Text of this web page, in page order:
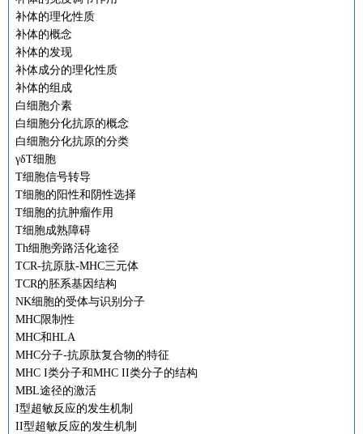
补体的理化性质
补体的概念
补体的发现
补体成分的理化性质
补体的组成
白细胞介素
白细胞分化抗原的概念
白细胞分化抗原的分类
γδT细胞
T细胞信号转导
T细胞的阳性和阴性选择
T细胞的抗肿瘤作用
T细胞成熟障碍
Th细胞旁路活化途径
TCR-抗原肽-MHC三元体
TCR的胚系基因结构
NK细胞的受体与识别分子
MHC限制性
MHC和HLA
MHC分子-抗原肽复合物的特征
MHC I类分子和MHC II类分子的结构
MBL途径的激活
I型超敏反应的发生机制
II型超敏反应的发生机制